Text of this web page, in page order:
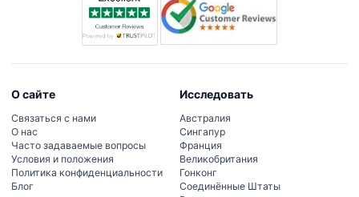
О сайте
Связаться с нами
О нас
Часто задаваемые вопросы
Условия и положения
Политика конфиденциальности
Блог
Исследовать
Австралия
Сингапур
Франция
Великобритания
Гонконг
Соединённые Штаты